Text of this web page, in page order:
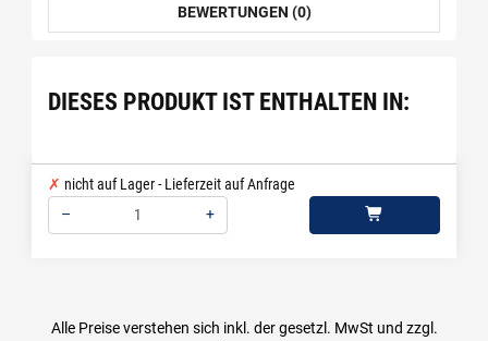
BEWERTUNGEN (0)
DIESES PRODUKT IST ENTHALTEN IN:
nicht auf Lager - Lieferzeit auf Anfrage
–
+
Alle Preise verstehen sich inkl. der gesetzl. MwSt und zzgl.